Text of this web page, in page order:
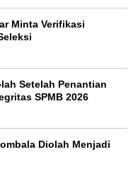
Minta Verifikasi
Setelah Penantian
SPMB 2026
Diolah Menjadi